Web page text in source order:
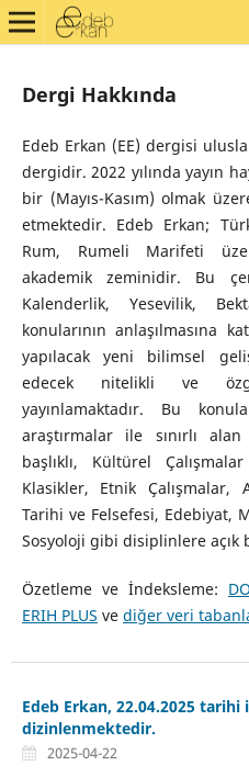
Dergi Hakkında
Edeb Erkan (EE) dergisi
dergidir. 2022 yılında yayın
bir (Mayıs-Kasım) olmak
etmektedir. Edeb Erkan;
Rum, Rumeli Marifeti
akademik zeminidir. Bu
Kalenderlik, Yesevilik,
konularının anlaşılmasına
yapılacak yeni bilimsel
edecek nitelikli ve
yayınlamaktadır. Bu
araştırmalar ile sınırlı
başlıklı, Kültürel
Klasikler, Etnik Çalışmalar,
Tarihi ve Felsefesi, Edebiyat,
Sosyoloji gibi disiplinlere
Özetleme ve İndeksleme:
ERIH PLUS ve diğer veri
Edeb Erkan, 22.04.2025 tarihi
dizinlenmektedir.
2025-04-22